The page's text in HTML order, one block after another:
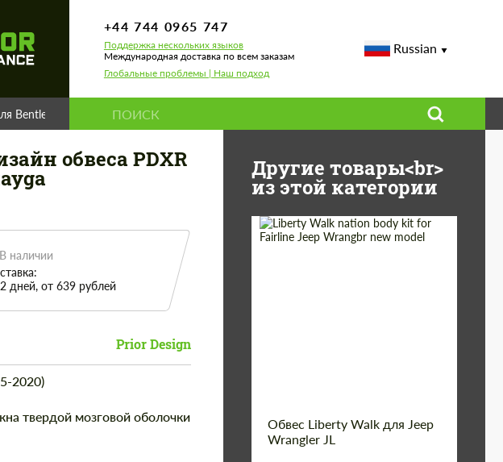
+44 744 0965 747
Поддержка нескольких языков
Международная доставка по всем заказам
Глобальные проблемы | Наш подход
Russian
Bentley Bentayga
обвеса PDXR
В наличии
дней, от 639 рублей
Prior Design
2020)
твердой мозговой оболочки
Другие товары<br>
из этой категории
Обвес Liberty Walk для Jeep
Wrangler JL